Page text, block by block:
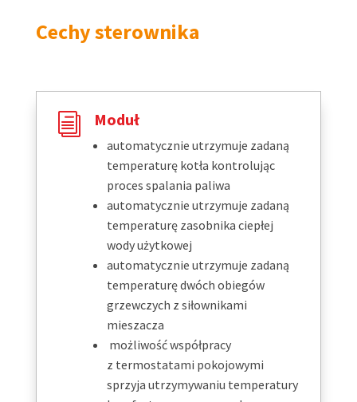
Cechy sterownika
i Moduł
automatycznie utrzymuje zadaną
temperaturę kotła kontrolując
proces spalania paliwa
automatycznie utrzymuje zadaną
temperaturę zasobnika ciepłej
wody użytkowej
automatycznie utrzymuje zadaną
temperaturę dwóch obiegów
grzewczych z siłownikami
mieszacza
możliwość współpracy
z termostatami pokojowymi
sprzyja utrzymywaniu temperatury